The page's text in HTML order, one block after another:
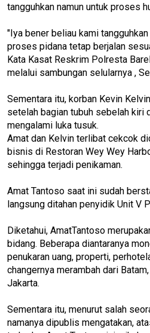
tangguhkan namun untuk proses
"Iya bener beliau kami
proses pidana tetap berjalan
Kata Kasat Reskrim Polresta
melalui sambungan selularnya ,
Sementara itu, korban Kevin
setelah bagian tubuh sebelah kiri
mengalami luka tusuk.
Amat dan Kelvin terlibat cekcok
bisnis di Restoran Wey Wey
sehingga terjadi penikaman.
Amat Tantoso saat ini sudah
langsung ditahan penyidik Unit V
Diketahui, AmatTantoso
bidang. Beberapa diantaranya
penukaran uang, properti,
changernya merambah dari
Jakarta.
Sementara itu, menurut salah
namanya dipublis mengatakan,